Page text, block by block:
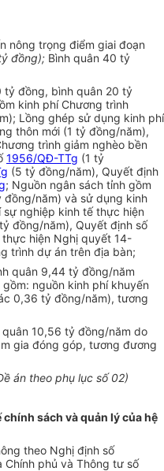
nông trọng điểm giai đoạn
đồng); Bình quân 40 tỷ
tỷ đồng, bình quân 20 tỷ
kinh phí Chương trình
Lồng ghép sử dụng kinh phí
thôn mới (1 tỷ đồng/năm),
trình giảm nghèo bền
1956/QĐ-TTg (1 tỷ
(5 tỷ đồng/năm), Quyết định
; Nguồn ngân sách tỉnh gồm
đồng/năm) và sử dụng kinh
nghiệp kinh tế thực hiện
đồng/năm), Quyết định số
hiện Nghị quyết 14-
trình dự án trên địa bàn;
quân 9,44 tỷ đồng/năm
nguồn kinh phí khuyến
0,36 tỷ đồng/năm), tương
10,56 tỷ đồng/năm do
gia đóng góp, tương đương
ề án theo phụ lục số02)
chính sách và quản lý của hệ
theo Nghị định số
phủ và Thông tư số